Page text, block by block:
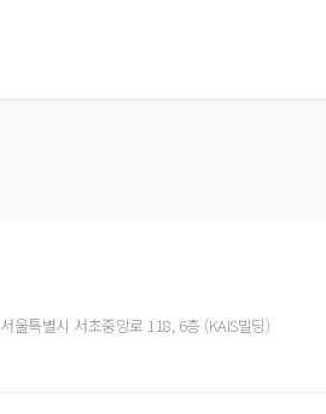
서울특별시 서초중앙로 118, 6층 (KAIS빌딩)